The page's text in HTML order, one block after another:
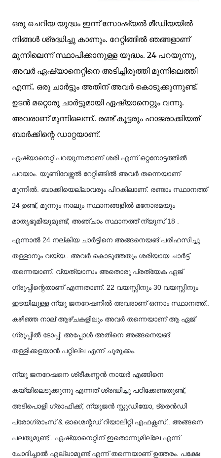
ഒരു ചെറിയ യുദ്ധം ഇന്ന് സോഷ്യൽ മീഡിയയിൽ
നിങ്ങൾ ശ്രദ്ധിച്ചു കാണും. റേറ്റിങ്ങിൽ ഞങ്ങളാണ്
മുന്നിലെന്ന് സ്ഥാപിക്കാനുള്ള യുദ്ധം. 24 പറയുന്നു,
അവർ ഏഷ്യാനെറ്റിനെ അടിച്ചിരുത്തി മുന്നിലെത്തി
എന്ന്.. ഒരു ചാർട്ടും അതിന് അവർ കൊടുക്കുന്നുണ്ട്.
ഉടൻ മറ്റൊരു ചാർട്ടുമായി ഏഷ്യാനെറ്റും വന്നു.
അവരാണ് മുന്നിലെന്ന്.. രണ്ട് കൂട്ടരും ഹാജരാക്കിയത്
ബാർക്കിന്റെ ഡാറ്റയാണ്.
ഏഷ്യാനെറ്റ് പറയുന്നതാണ് ശരി എന്ന് ഒറ്റനോട്ടത്തിൽ
പറയാം. യൂണിവേഴ്സൽ റേറ്റിങ്ങിൽ അവർ തന്നെയാണ്
മുന്നിൽ. ബാക്കിയെല്ലാവരും പിറകിലാണ്. രണ്ടാം സ്ഥാനത്ത്
24 ഉണ്ട്, മൂന്നും നാലും സ്ഥാനങ്ങളിൽ മനോരമയും
മാതൃഭൂമിയുമുണ്ട്, അഞ്ചാം സ്ഥാനത്ത് ന്യൂസ് 18 .
എന്നാൽ 24 നല്കിയ ചാർട്ടിനെ അങ്ങനെയങ് പരിഹസിച്ചു
തള്ളാനും വയ്യ.. അവർ കൊടുത്തതും ശരിയായ ചാർട്ട്
തന്നെയാണ്. വ്യത്യാസം അതൊരു പ്രത്യേക ഏജ്
ഗ്രൂപ്പിന്റെതാണ് എന്നതാണ്. 22 വയസ്സിനും 30 വയസ്സിനും
ഇടയിലുള്ള ന്യൂ ജനറേഷനിൽ അവരാണ് ഒന്നാം സ്ഥാനത്ത്..
കഴിഞ്ഞ നാല് ആഴ്ചകളിലും അവർ തന്നെയാണ് ആ ഏജ്
ഗ്രൂപ്പിൽ ടോപ്പ്. അപ്പോൾ അതിനെ അങ്ങനെയങ്
തള്ളിക്കളയാൻ പറ്റില്ല എന്ന് ചുരുക്കം.
ന്യൂ ജനറേഷനെ ശ്രീകണ്ഠൻ നായർ എങ്ങിനെ
കയ്യിലെടുക്കുന്നു എന്നത് ശ്രദ്ധിച്ചു പഠിക്കേണ്ടതുണ്ട്,
അടിപൊളി ഗ്രാഫിക്ക്, ന്യൂജൻ സ്റ്റുഡിയോ, ട്രെൻഡി
പ്രോഗ്രാംസ് & ഓഗ്മെന്റഡ് റിയാലിറ്റി എഫക്റ്റസ്.. അങ്ങനെ
പലതുമുണ്ട്.. ഏഷ്യാനെറ്റിന് ഇതൊന്നുമില്ലേ എന്ന്
ചോദിച്ചാൽ എല്ലാമുണ്ട് എന്ന് തന്നെയാണ് ഉത്തരം. പക്ഷേ